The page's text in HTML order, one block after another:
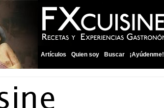
Artículos Quien soy Buscar ¡Ayúdenme!